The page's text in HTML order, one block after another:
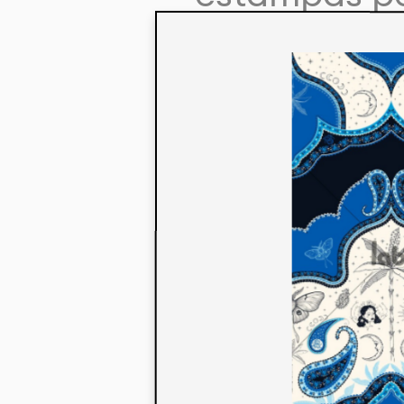
aos seus
linha de
mercados.
acabados
digital.